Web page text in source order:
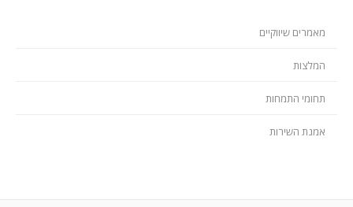
מאמרים שיווקיים
המלצות
תחומי התמחות
אמנת השירות